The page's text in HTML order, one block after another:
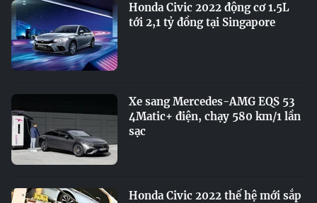
Honda Civic 2022 động cơ 1.5L
tới 2,1 tỷ đồng tại Singapore
Xe sang Mercedes-AMG EQS 53
4Matic+ điện, chạy 580 km/1 lần
sạc
Honda Civic 2022 thế hệ mới sắp